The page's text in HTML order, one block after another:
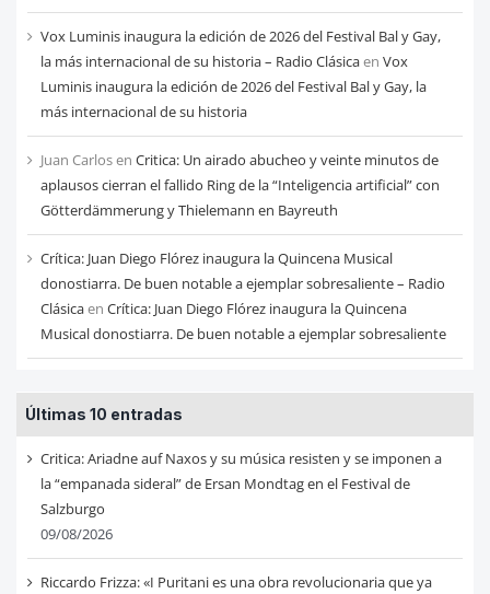
Vox Luminis inaugura la edición de 2026 del Festival Bal y Gay,
la más internacional de su historia – Radio Clásicaen Vox
Luminis inaugura la edición de 2026 del Festival Bal y Gay, la
más internacional de su historia
Juan Carlosen Critica: Un airado abucheo y veinte minutos de
aplausos cierran el fallido Ring de la “Inteligencia artificial” con
Götterdämmerung y Thielemann en Bayreuth
Crítica: Juan Diego Flórez inaugura la Quincena Musical
donostiarra. De buen notable a ejemplar sobresaliente – Radio
Clásicaen Crítica: Juan Diego Flórez inaugura la Quincena
Musical donostiarra. De buen notable a ejemplar sobresaliente
Últimas 10 entradas
Critica: Ariadne auf Naxos y su música resisten y se imponen a
la “empanada sideral” de Ersan Mondtag en el Festival de
Salzburgo
09/08/2026
Riccardo Frizza: «I Puritani es una obra revolucionaria que ya